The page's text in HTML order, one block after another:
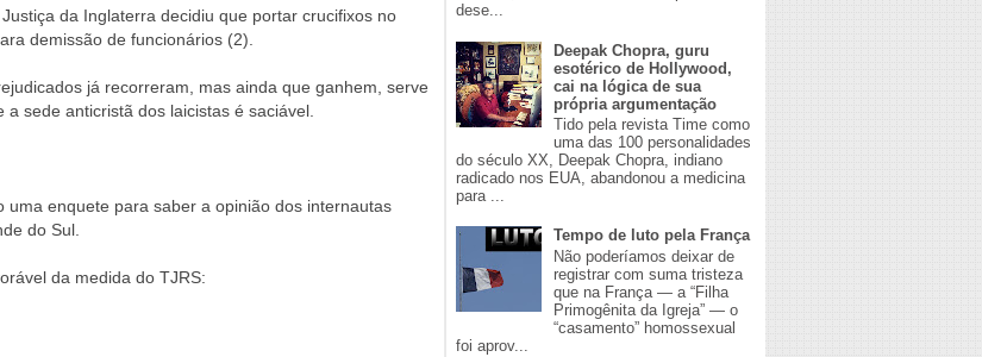
da Inglaterra decidiu que portar crucifixos no
demissão de funcionários (2).
já recorreram, mas ainda que ganhem, serve
sede anticristã dos laicistas é saciável.
enquete para saber a opinião dos internautas
do Sul.
da medida do TJRS:
dese...
Deepak Chopra, guru
esotérico de Hollywood,
cai na lógica de sua
própria argumentação
Tido pela revista Time como
uma das 100 personalidades
do século XX, Deepak Chopra, indiano
radicado nos EUA, abandonou a medicina
para ...
Tempo de luto pela França
Não poderíamos deixar de
registrar com suma tristeza
que na França — a “Filha
Primogênita da Igreja” — o
“casamento” homossexual
foi aprov...